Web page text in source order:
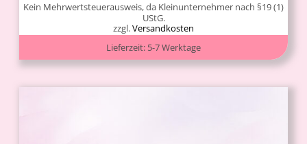
Kein Mehrwertsteuerausweis, da Kleinunternehmer nach §19 (1)
UStG.
zzgl.Versandkosten
Lieferzeit: 5-7 Werktage